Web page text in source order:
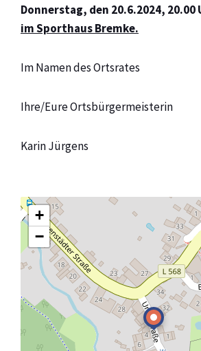
Donnerstag, den 20.6.2024, 20.00
im Sporthaus Bremke.
Im Namen des Ortsrates
Ihre/Eure Ortsbürgermeisterin
Karin Jürgens
+
−